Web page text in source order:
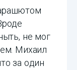
не мог
Михаил
за один